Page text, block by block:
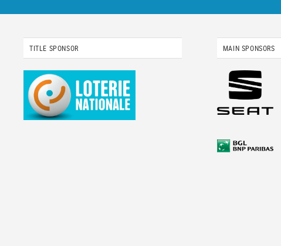
TITLE SPONSOR MAIN SPONSORS